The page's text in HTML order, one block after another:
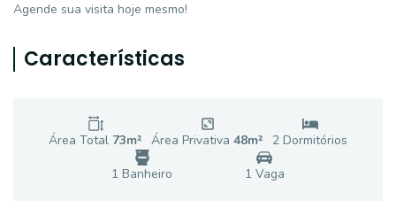
Agende sua visita hoje mesmo!
Características
Área Total 73m² Área Privativa 48m² 2 Dormitórios
1 Banheiro 1 Vaga